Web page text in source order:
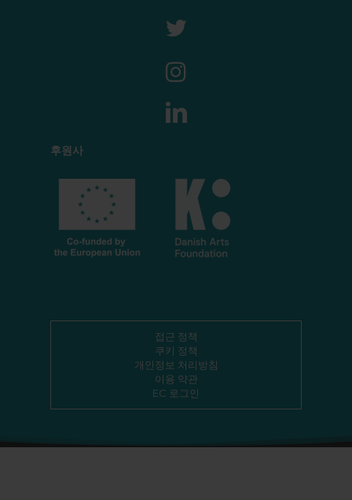
후원사
접근 정책
쿠키 정책
개인정보 처리방침
이용 약관
EC 로그인